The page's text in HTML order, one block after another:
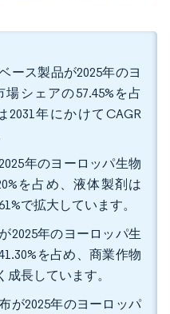
ース製品が2025年のヨ
シェアの57.45%を占
年にかけてCAGR
年のヨーロッパ生物
を占め、液体製剤は
で拡大しています。
2025年のヨーロッパ生
を占め、商業作物
成長しています。
が2025年のヨーロッパ